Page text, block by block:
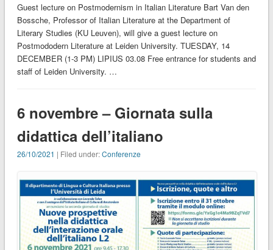
Guest lecture on Postmodernism in Italian Literature Bart Van den
Bossche, Professor of Italian Literature at the Department of
Literary Studies (KU Leuven), will give a guest lecture on
Postmododern Literature at Leiden University. TUESDAY, 14
DECEMBER (1-3 PM) LIPIUS 03.08 Free entrance for students and
staff of Leiden University. …
6 novembre – Giornata sulla
didattica dell’italiano
26/10/2021 | Filed under:Conferenze